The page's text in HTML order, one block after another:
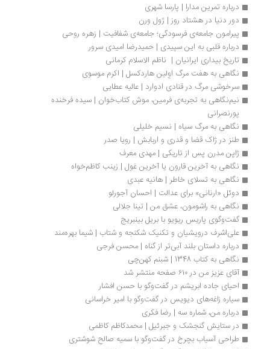
درباره تمرین مدارا | پارسا شهری
دور دنیا در هشتاد روز | ژول ورن
پیرامون جامعه‌ی فرسودگی؛ جامعه‌ی شفافیت | زهره روحی
درباره قلبی به این سپیدی | حمیدرضا امیدی سرور
تاریخ بیداری ایرانیان |  ناظم الاسلام کرمانی
نگاهی به هفت مرگ اوِلین هاردکسل | اکرم موسوی
سرخوشی مرگ در قنادی ادوارد | عالیه عطایی
نیم‌نگاهی به تجربه‌ی فرمین، موش کتاب‌خوان | سیده فرخنده
پورنصرانی
نگاهی به مرگ سیاه | نسیم خلیلی
طنز در ژاک قضا و قدری و اربابش | رویا صدر
ژاپن مدرن پس از تاریکی | مهدی معرف
نگاهی به آخرین قارون یا آخرین غول | زینب کاظم‌خواه
نگاهی به تسلای خاطر | هانیه عبدی
دوئل «ارنانی» برای عدالت | احسان آجورلو
نگاهی به راشومون، عشق من | تینا جلالی
گفت‌وگوی پاریس ریویو با بریل بینبریج
علی‌اشرف درویشیان و تکنیک شکنجه و شتاب | شیما بهره‌مند
درباره داستان بلند آبی‌تر از گناه | محسن فرجی
نگاهی به کتاب 1348 | شبنم کهن‌چی
آقای عزیز من در ۶۱۰ صفحه منتشر شد
احیای جاده ابریشم در گفت‌وگو با حسن افشار
سیاره زاغه‌های دیویس در گفت‌وگو با امیر خراسانی
درباره من، شماره سه | رضا فکری
در ستایش گنجشک و جبرئیل | محمدکاظم کاظمی
طراحی آسیاب بچرخ در گفت‌وگو با سمیه صالح شوشتری